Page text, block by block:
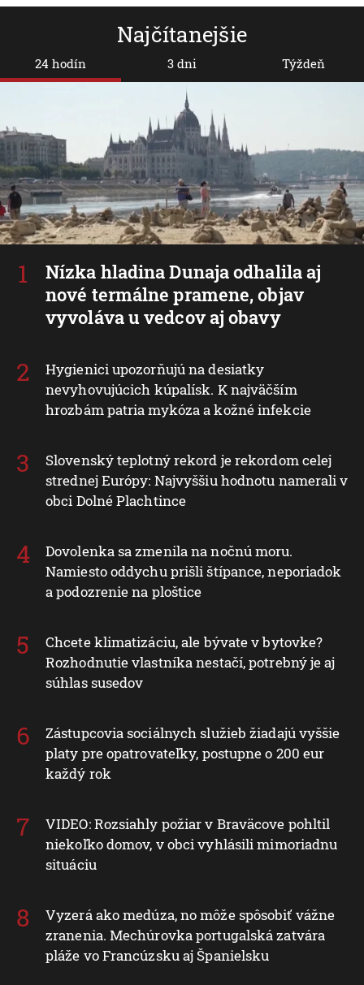
Najčítanejšie
24 hodín
Nízka hladina Dunaja odhalila aj
nové termálne pramene, objav
vyvoláva u vedcov aj obavy
Hygienici upozorňujú na desiatky
nevyhovujúcich kúpalísk. K najväčším
hrozbám patria mykóza a kožné infekcie
Slovenský teplotný rekord je rekordom celej
strednej Európy: Najvyššiu hodnotu namerali v
obci Dolné Plachtince
Dovolenka sa zmenila na nočnú moru.
Namiesto oddychu prišli štípance, neporiadok
a podozrenie na ploštice
Chcete klimatizáciu, ale bývate v bytovke?
Rozhodnutie vlastníka nestačí, potrebný je aj
súhlas susedov
Zástupcovia sociálnych služieb žiadajú vyššie
platy pre opatrovateľky, postupne o 200 eur
každý rok
VIDEO: Rozsiahly požiar v Braväcove pohltil
niekoľko domov, v obci vyhlásili mimoriadnu
situáciu
Vyzerá ako medúza, no môže spôsobiť vážne
zranenia. Mechúrovka portugalská zatvára
pláže vo Francúzsku aj Španielsku
3 dni Týždeň